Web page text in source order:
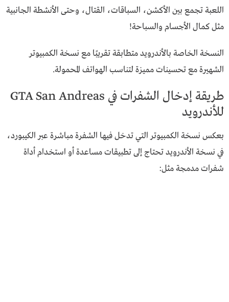
اللعبة تجمع بين الأكشن، السباقات، القتال، وحتى الأنشطة الجانبية
مثل كمال الأجسام والسباحة!
النسخة الخاصة بالأندرويد متطابقة تقريبًا مع نسخة الكمبيوتر
الشهيرة مع تحسينات مميزة لتناسب الهواتف المحمولة.
طريقة إدخال الشفرات في GTA San Andreas
للأندرويد
بعكس نسخة الكمبيوتر التي تدخل فيها الشفرة مباشرة عبر الكيبورد،
في نسخة الأندرويد تحتاج إلى تطبيقات مساعدة أو استخدام أداة
شفرات مدمجة مثل: